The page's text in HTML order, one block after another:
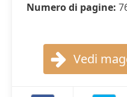
Numero di pagine:
Vedi